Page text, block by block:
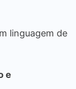
linguagem de
e